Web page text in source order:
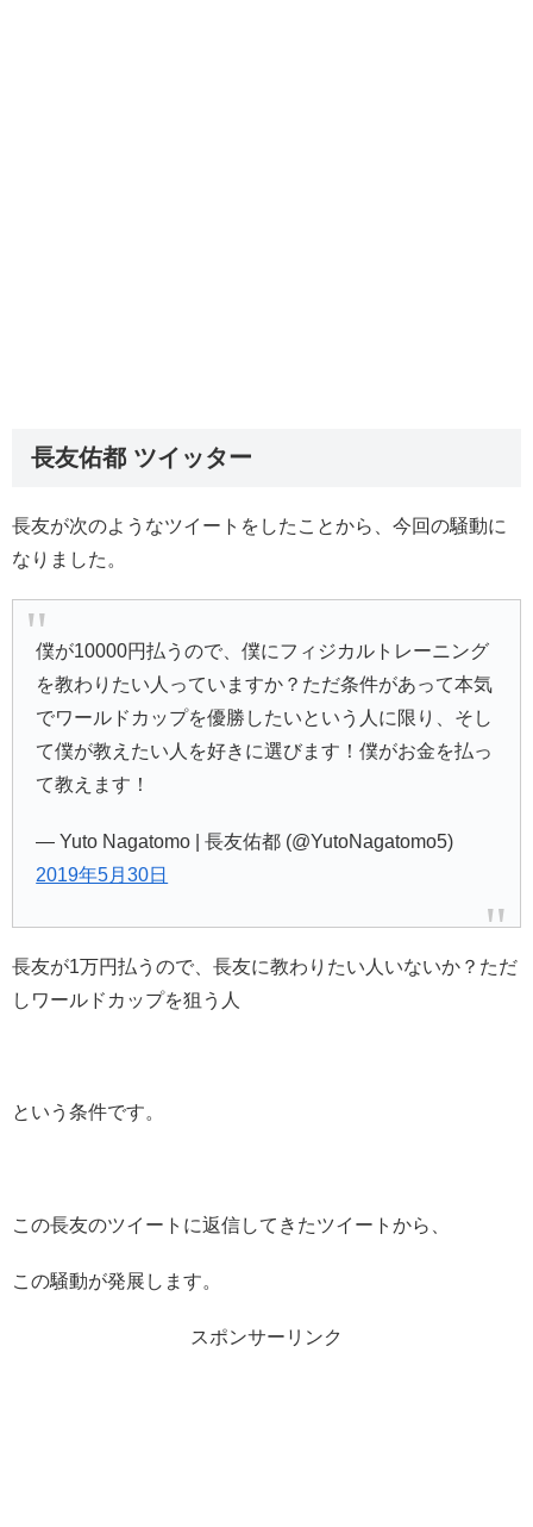
長友佑都 ツイッター
長友が次のようなツイートをしたことから、今回の騒動に
なりました。
僕が10000円払うので、僕にフィジカルトレーニング
を教わりたい人っていますか？ただ条件があって本気
でワールドカップを優勝したいという人に限り、そし
て僕が教えたい人を好きに選びます！僕がお金を払っ
て教えます！
— Yuto Nagatomo | 長友佑都 (@YutoNagatomo5)
2019年5月30日
長友が1万円払うので、長友に教わりたい人いないか？ただ
しワールドカップを狙う人
という条件です。
この長友のツイートに返信してきたツイートから、
この騒動が発展します。
スポンサーリンク